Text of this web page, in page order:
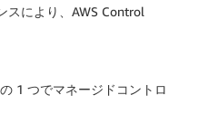
スにより、AWS Control
1 つでマネージドコントロ